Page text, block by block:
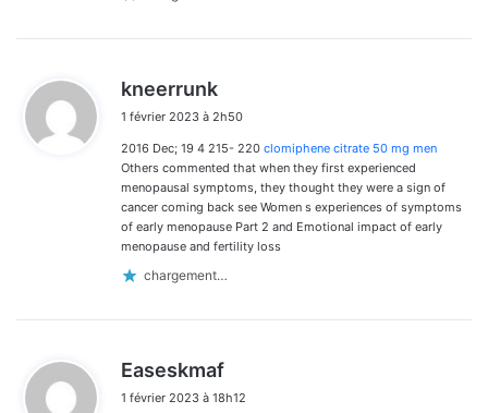
kneerrunk
t
:
1 février 2023 à 2h50
2016 Dec; 19 4 215- 220 clomiphene citrate 50 mg men
Others commented that when they first experienced
menopausal symptoms, they thought they were a sign of
cancer coming back see Women s experiences of symptoms
of early menopause Part 2 and Emotional impact of early
menopause and fertility loss
chargement…
Easeskmaf
t
1 février 2023 à 18h12